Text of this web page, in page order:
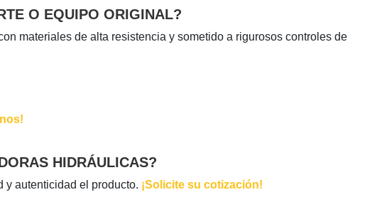
O EQUIPO ORIGINAL?
materiales de alta resistencia y sometido a rigurosos controles de
HIDRÁULICAS?
y autenticidad el producto. ¡Solicite su cotización!